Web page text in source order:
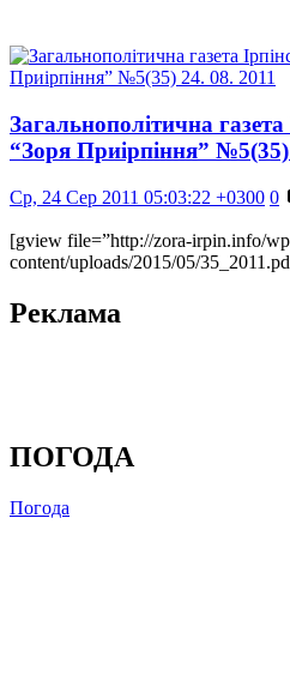
Загальнополітична
“Зоря Приірпіння” №5(35)
Ср, 24 Сер 2011 05:03:22 +0300 0
[gview file=”http://zora-irpin.info/
content/uploads/2015/05/
Реклама
ПОГОДА
Погода